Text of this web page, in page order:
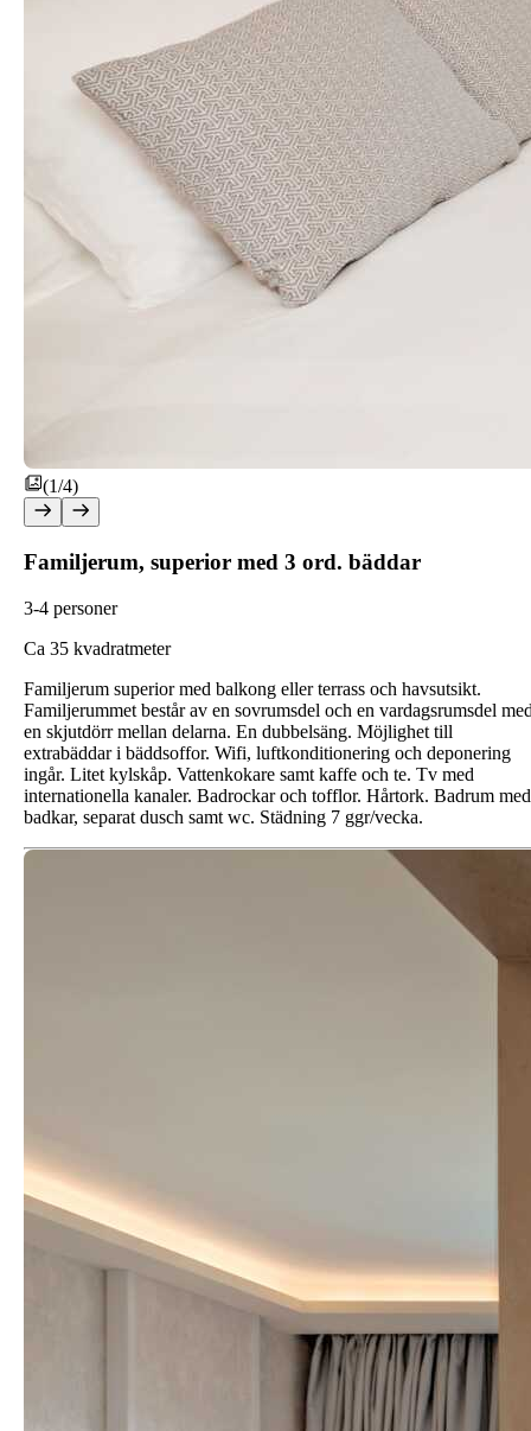
(1/4)
Familjerum, superior med 3 ord. bäddar
3-4 personer
Ca 35 kvadratmeter
Familjerum superior med balkong eller terrass och havsutsikt.
Familjerummet består av en sovrumsdel och en vardagsrumsdel
en skjutdörr mellan delarna. En dubbelsäng. Möjlighet till
extrabäddar i bäddsoffor. Wifi, luftkonditionering och deponering
ingår. Litet kylskåp. Vattenkokare samt kaffe och te. Tv med
internationella kanaler. Badrockar och tofflor. Hårtork. Badrum med
badkar, separat dusch samt wc. Städning 7 ggr/vecka.